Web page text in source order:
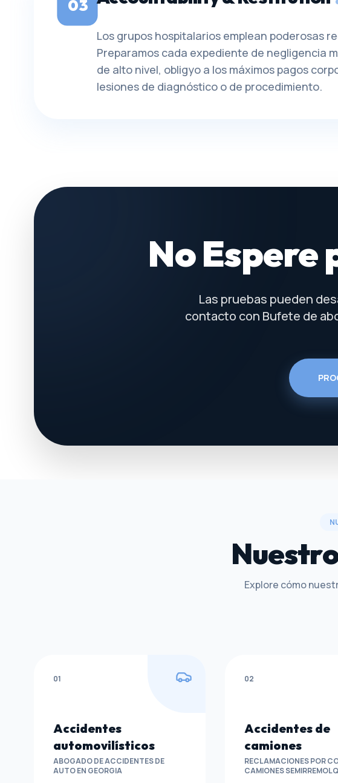
03
Los grupos hospitalarios emplean poderosas
Preparamos cada expediente de negligencia
de alto nivel, obligyo a los máximos pagos
lesiones de diagnóstico o de procedimiento.
No Espere
Las pruebas pueden
contacto con Bufete de
Explore cómo
01
Accidentes
automovilísticos
ABOGADO DE ACCIDENTES DE
AUTO EN GEORGIA
02
Accidentes de
camiones
RECLAMACIONES POR
CAMIONES